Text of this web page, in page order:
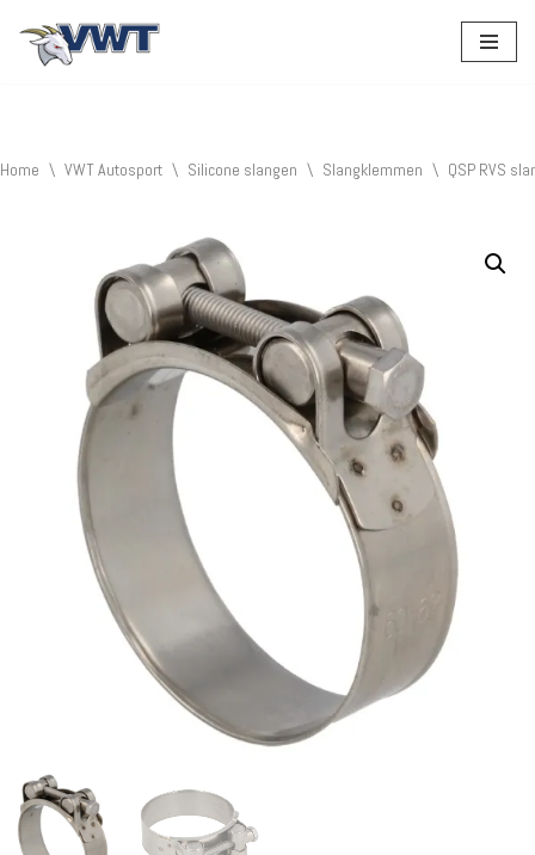
Home \ VWT Autosport \ Silicone slangen \ Slangklemmen \ QSP RVS